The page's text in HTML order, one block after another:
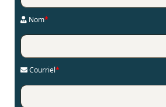
Nom*
Courriel*